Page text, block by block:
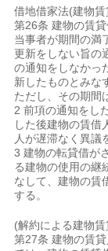
借地借家法(建物
第26条 建物の賃
当事者が期間の満
更新をしない旨の
の通知をしなかっ
新したものとみな
ただし、その期間
2 前項の通知をし
した後建物の賃借
人が遅滞なく異議
3 建物の転貸借が
る建物の使用の継
なして、建物の賃
する。
(解約による建物
第27条 建物の賃